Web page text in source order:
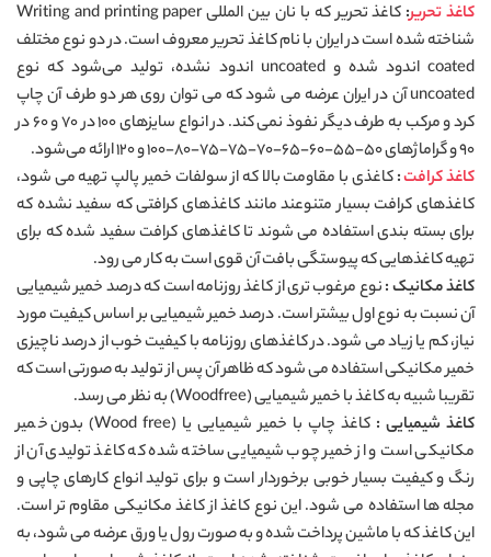
کاغذ تحریر:
کاغذ تحریر که با نان بین المللی Writing and printing paper
شناخته شده است در ایران با نام کاغذ تحریر معروف است. در دو نوع مختلف
coated اندود شده و uncoated اندود نشده، تولید می‌شود که نوع
uncoated آن در ایران عرضه می شود که می توان روی هر دو طرف آن چاپ
کرد و مرکب به طرف دیگر نفوذ نمی کند. در انواع سایزهای ۱۰۰ در ۷۰ و ۶۰ در
۹۰ و گراماژهای ۵۰-۵۵-۶۰-۶۵-۷۰-۷۵-۷۵-۸۰-۱۰۰ و ۱۲۰ ارائه می‌شود.
کاغذ کرافت:کاغذی با مقاومت بالا که از سولفات خمیر پالپ تهیه می شود،
کاغذهای کرافت بسیار متنوعند مانند کاغذهای کرافتی که سفید نشده که
برای بسته بندی استفاده می شوند تا کاغذهای کرافت سفید شده که برای
تهیه کاغذهایی که پیوستگی بافت آن قوی است به کار می رود.
کاغذ مکانیک :نوع مرغوب تری از کاغذ روزنامه است که درصد خمیر شیمیایی
آن نسبت به نوع اول بیشتر است. درصد خمیر شیمیایی بر اساس کیفیت مورد
نیاز، کم یا زیاد می شود. در کاغذهای روزنامه با کیفیت خوب از درصد ناچیزی
خمیر مکانیکی استفاده می شود که ظاهر آن پس از تولید به صورتی است که
تقریبا شبیه به کاغذ با خمیر شیمیایی (Woodfree) به نظر می رسد.
کاغذ شیمیایی :
کاغذ چاپ با خمیر شیمیایی یا (Wood free) بدون خمیر
مکانیکی است و از خمیر چوب شیمیایی ساخته شده که کاغذ تولیدی آن از
رنگ و کیفیت بسیار خوبی برخوردار است و برای تولید انواع کارهای چاپی و
مجله ها استفاده می شود. این نوع کاغذ از کاغذ مکانیکی مقاوم تر است.
این کاغذ که با ماشین پرداخت شده و به صورت رول یا ورق عرضه می شود، به